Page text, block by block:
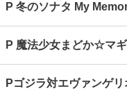
P 冬のソナタ My
P 魔法少女まどか☆マ
Pゴジラ対エヴァンゲ